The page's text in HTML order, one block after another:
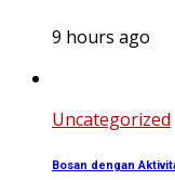
9 hours ago
Uncategorized
Bosan dengan